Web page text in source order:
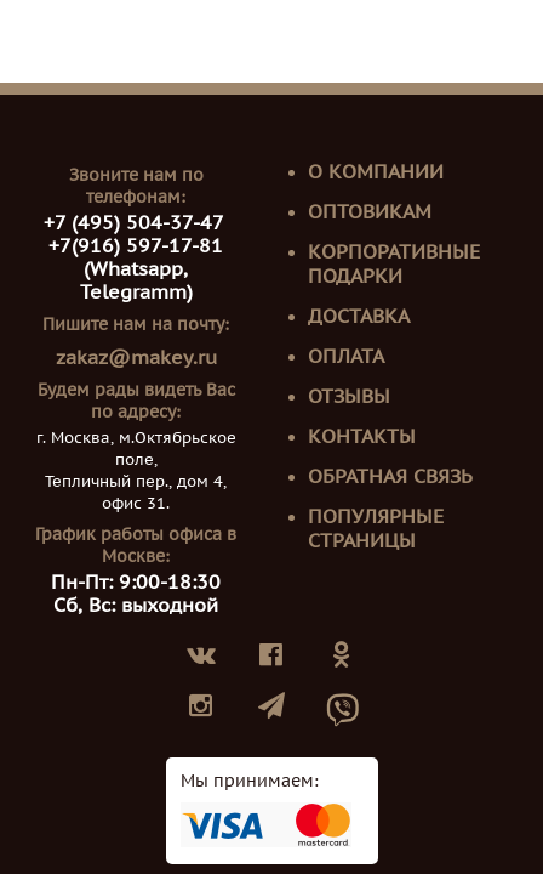
Звоните нам по
телефонам:
+7 (495) 504-37-47
+7(916) 597-17-81
(Whatsapp,
Telegramm)
Пишите нам на почту:
zakaz@makey.ru
Будем рады видеть Вас
по адресу:
г. Москва, м.Октябрьское
поле,
Тепличный пер., дом 4,
офис 31.
График работы офиса в
Москве:
Пн-Пт: 9:00-18:30
Сб, Вс: выходной
О КОМПАНИИ
ОПТОВИКАМ
КОРПОРАТИВНЫЕ
ПОДАРКИ
ДОСТАВКА
ОПЛАТА
ОТЗЫВЫ
КОНТАКТЫ
ОБРАТНАЯ СВЯЗЬ
ПОПУЛЯРНЫЕ
СТРАНИЦЫ
Мы принимаем: